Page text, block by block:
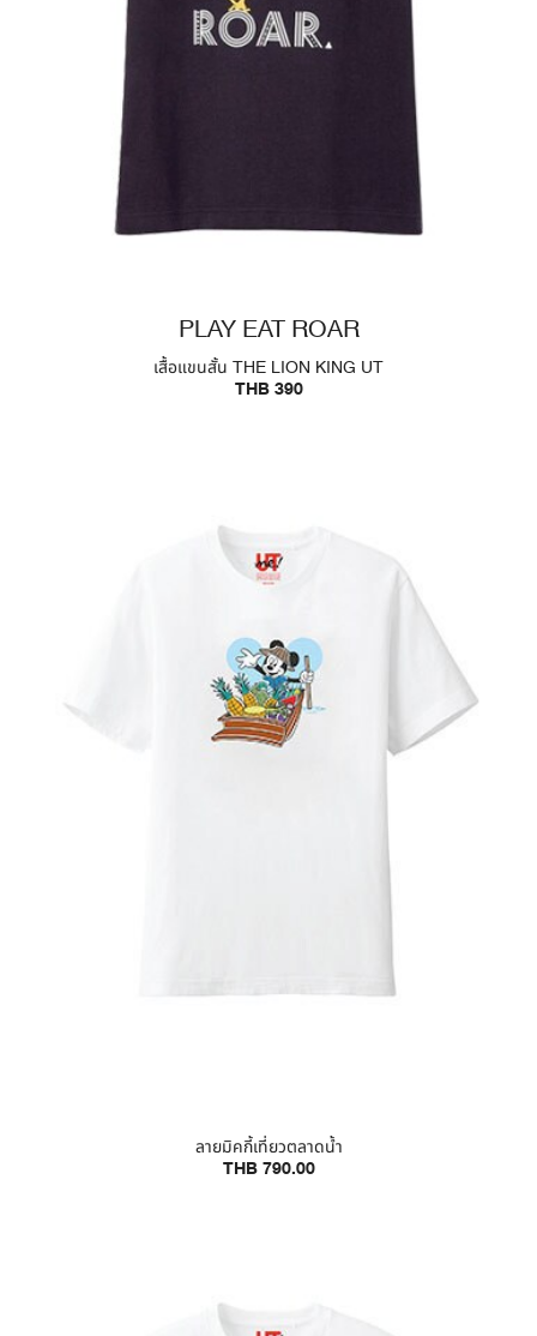
PLAY EAT ROAR
เสื้อแขนสั้น THE LION KING UT
THB 390
ลายมิคกี้เที่ยวตลาดน้ำ
THB 790.00